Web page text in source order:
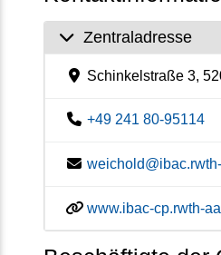
Zentraladresse
Schinkelstraße 3,
+49 241 80-95114
www.ibac-cp.rwth-